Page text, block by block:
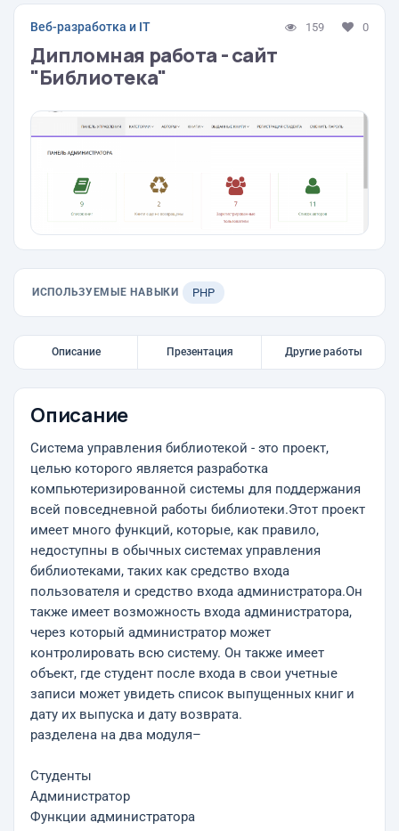
Веб-разработка и IT 159 0
Дипломная работа - сайт
"Библиотека"
ИСПОЛЬЗУЕМЫЕ НАВЫКИ PHP
Описание Презентация Другие работы
Описание
Система управления библиотекой - это проект,
целью которого является разработка
компьютеризированной системы для поддержания
всей повседневной работы библиотеки.Этот проект
имеет много функций, которые, как правило,
недоступны в обычных системах управления
библиотеками, таких как средство входа
пользователя и средство входа администратора.Он
также имеет возможность входа администратора,
через который администратор может
контролировать всю систему. Он также имеет
объект, где студент после входа в свои учетные
записи может увидеть список выпущенных книг и
дату их выпуска и дату возврата.
разделена на два модуля–
Студенты
Администратор
Функции администратора